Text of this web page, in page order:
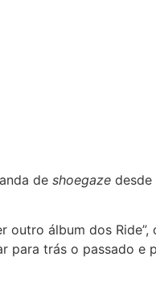
de shoegaze desde
álbum dos
para trás o passado e